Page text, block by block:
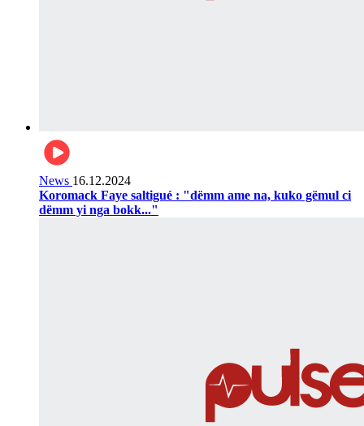
News 16.12.2024
Koromack Faye saltigué : "dëmm ame na, kuko gëmul ci
dëmm yi nga bokk..."